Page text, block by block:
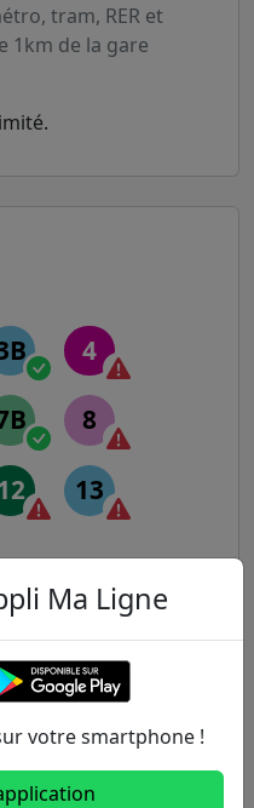
tram, RER et
1km de la gare
4
8
13
D E
Ma Ligne
votre smartphone !